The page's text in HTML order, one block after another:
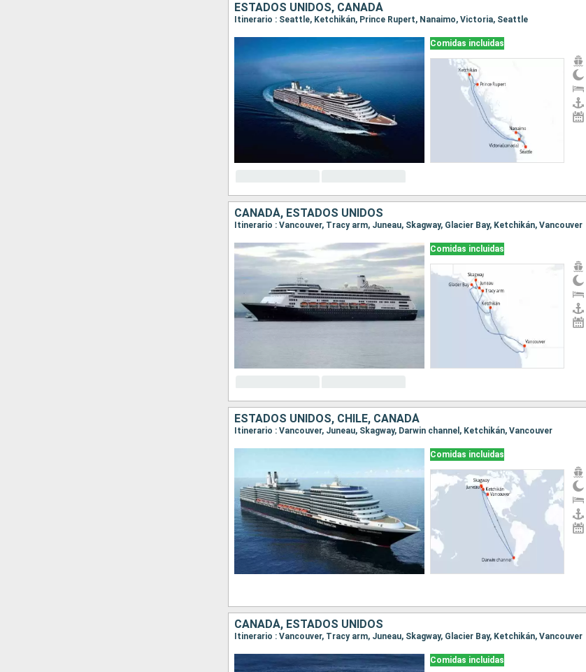
ESTADOS UNIDOS, CANADÁ
Itinerario : Seattle, Ketchikán, Prince Rupert, Nanaimo, Victoria, Seattle
Comidas incluidas
CANADÁ, ESTADOS UNIDOS
Itinerario : Vancouver, Tracy arm, Juneau, Skagway, Glacier Bay, Ketchikán, Vancouver
Comidas incluidas
ESTADOS UNIDOS, CHILE, CANADÁ
Itinerario : Vancouver, Juneau, Skagway, Darwin channel, Ketchikán, Vancouver
Comidas incluidas
CANADÁ, ESTADOS UNIDOS
Itinerario : Vancouver, Tracy arm, Juneau, Skagway, Glacier Bay, Ketchikán, Vancouver
Comidas incluidas